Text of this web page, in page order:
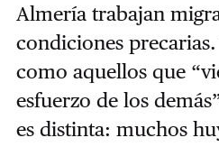
Almería trabajan
condiciones
como aquellos que
esfuerzo de los
es distinta: muchos